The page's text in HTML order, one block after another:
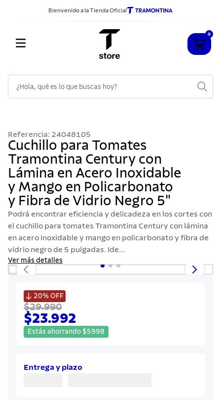
Bienvenido a la Tienda Oficial
0
Referencia: 24048105
Cuchillo para Tomates
Tramontina Century con
Lámina en Acero Inoxidable
y Mango en Policarbonato
y Fibra de Vidrio Negro 5"
Podrá encontrar eficiencia y delicadeza en los cortes con
el cuchillo para tomates Tramontina Century con lámina
en acero inoxidable y mango en policarbonato y fibra de
vidrio negro de 5 pulgadas. Ide...
Ver más detalles
 20% OFF
$29.990
$23.992
Estás ahorrando $5998
Entrega y plazo
2.
sarten
3.
cubiertos
4.
ollas
5
acero inoxidable
6.
grano
7.
442
8 .
solar
9.
cuchillo